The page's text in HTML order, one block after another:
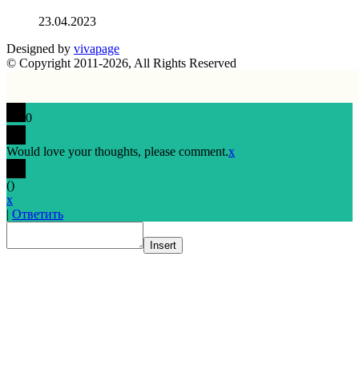
23.04.2023
Designed by vivapage
© Copyright 2011-2026, All Rights Reserved
0
Would love your thoughts, please comment.x
()
x
| Ответить
Insert